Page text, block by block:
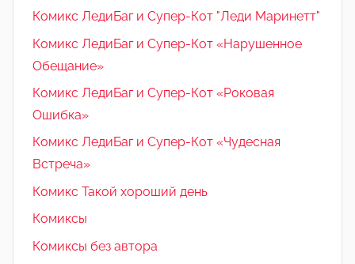
Комикс ЛедиБаг и Супер-Кот "Леди Маринетт"
Комикс ЛедиБаг и Супер-Кот «Нарушенное
Обещание»
Комикс ЛедиБаг и Супер-Кот «Роковая
Ошибка»
Комикс ЛедиБаг и Супер-Кот «Чудесная
Встреча»
Комикс Такой хороший день
Комиксы
Комиксы без автора